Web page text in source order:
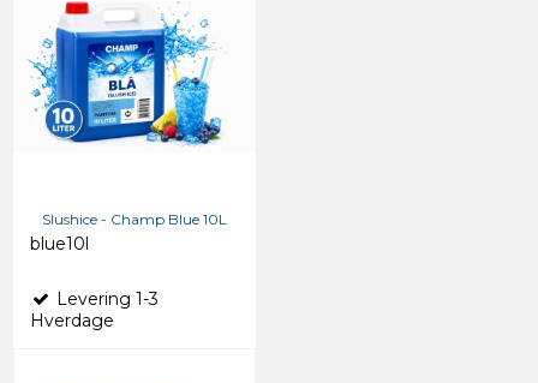
Slushice - Champ Blue 10L
blue10l
Levering 1-3
Hverdage